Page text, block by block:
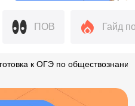
ПОВ Гайд
к ОГЭ по